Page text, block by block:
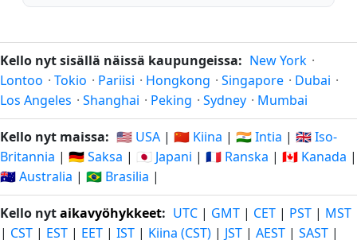
Kello nyt sisällä näissä kaupungeissa: New York ·
Lontoo · Tokio · Pariisi · Hongkong · Singapore · Dubai ·
Los Angeles · Shanghai · Peking · Sydney · Mumbai
Kello nyt maissa: 🇺🇸 USA | 🇨🇳 Kiina | 🇮🇳 Intia | 🇬🇧 Iso-
Britannia | 🇩🇪 Saksa | 🇯🇵 Japani | 🇫🇷 Ranska | 🇨🇦 Kanada |
🇦🇺 Australia | 🇧🇷 Brasilia |
Kello nytaikavyöhykkeet: UTC | GMT | CET | PST | MST
| CST | EST | EET | IST | Kiina (CST) | JST | AEST | SAST |